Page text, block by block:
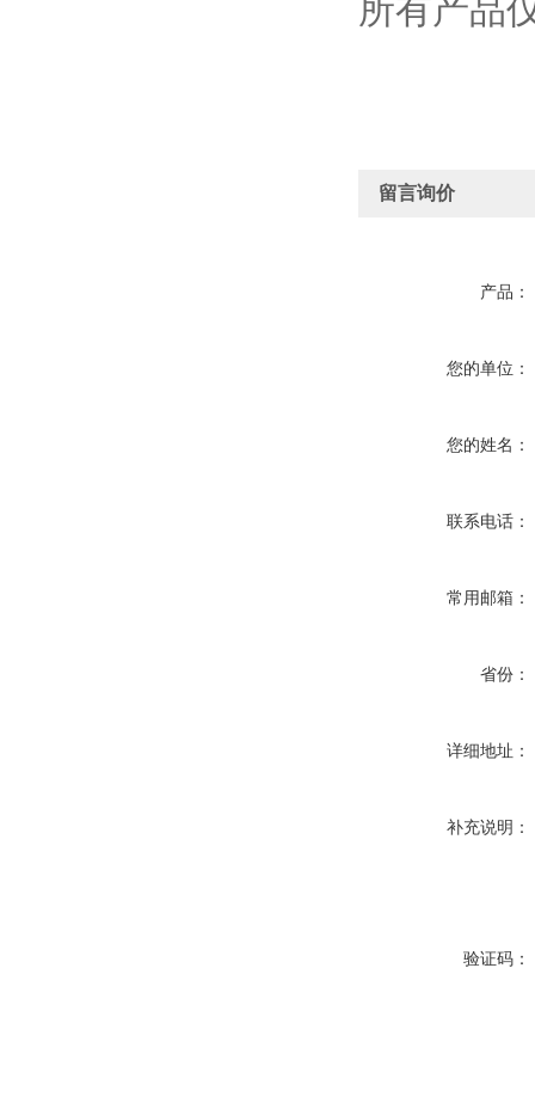
所有产品
留言询价
产品：
您的单位：
您的姓名：
联系电话：
常用邮箱：
省份：
详细地址：
补充说明：
验证码：